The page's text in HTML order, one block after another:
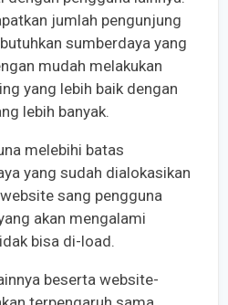
jumlah pengunjung
sumberdaya yang
mudah melakukan
yang lebih baik dengan
lebih banyak.
melebihi batas
yang sudah dialokasikan
sang pengguna
akan mengalami
bisa di-load.
beserta website-